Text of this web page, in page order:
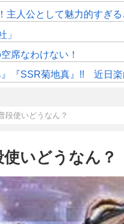
主人公として魅力的すぎ
」
席なわけない！
『SSR菊地真』!! 近日楽
段使いどうなん？
使いどうなん？